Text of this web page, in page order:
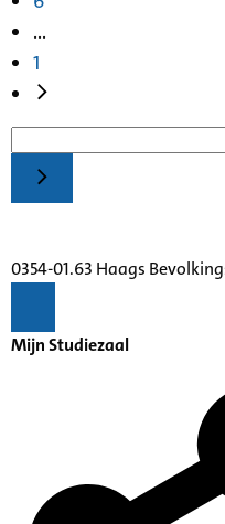
...
1
0354-01.63 Haags
Mijn Studiezaal